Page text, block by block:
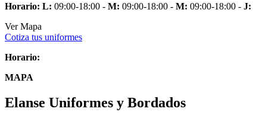
Horario: L: 09:00-18:00 - M: 09:00-18:00 - M: 09:00-18:00 - J:
Ver Mapa
Cotiza tus uniformes
Horario:
MAPA
Elanse Uniformes y Bordados